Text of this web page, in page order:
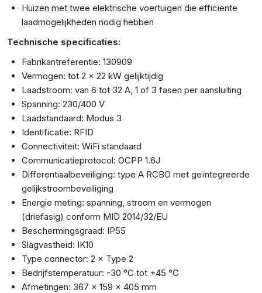
Huizen met twee elektrische voertuigen die efficiënte
laadmogelijkheden nodig hebben
Technische specificaties:
Fabrikantreferentie: 130909
Vermogen: tot 2 x 22 kW gelijktijdig
Laadstroom: van 6 tot 32 A, 1 of 3 fasen per aansluiting
Spanning: 230/400 V
Laadstandaard: Modus 3
Identificatie: RFID
Connectiviteit: WiFi standaard
Communicatieprotocol: OCPP 1.6J
Differentiaalbeveiliging: type A RCBO met geïntegreerde
gelijkstroombeveiliging
Energie meting: spanning, stroom en vermogen
(driefasig) conform MID 2014/32/EU
Beschermingsgraad: IP55
Slagvastheid: IK10
Type connector: 2 × Type 2
Bedrijfstemperatuur: -30 °C tot +45 °C
Afmetingen: 367 × 159 × 405 mm